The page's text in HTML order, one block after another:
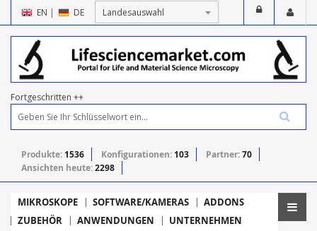
EN | DE
Fortgeschritten ++
Produkte: 1536 Konfigurationen: 103 Partner:70
Ansichten heute:2298
MIKROSKOPE SOFTWARE/KAMERAS
ADDONS
ZUBEHÖR
ANWENDUNGEN
UNTERNEHMEN